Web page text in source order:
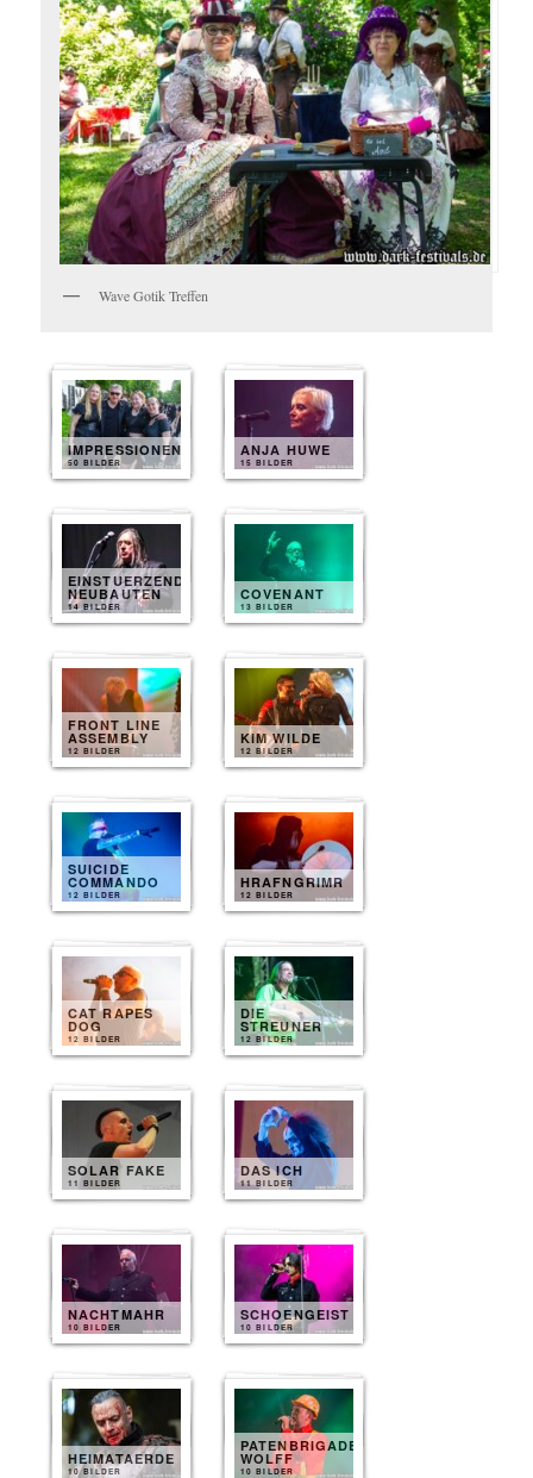
Wave Gotik Treffen
IMPRESSIONEN
50 BILDER
ANJA HUWE
15 BILDER
EINSTUERZENDE
NEUBAUTEN
14 BILDER
COVENANT
13 BILDER
FRONT LINE
ASSEMBLY
12 BILDER
KIM WILDE
12 BILDER
SUICIDE
COMMANDO
12 BILDER
HRAFNGRIMR
12 BILDER
CAT RAPES
DOG
12 BILDER
DIE
STREUNER
12 BILDER
SOLAR FAKE
11 BILDER
DAS ICH
11 BILDER
NACHTMAHR
10 BILDER
SCHOENGEIST
10 BILDER
HEIMATAERDE
10 BILDER
PATENBRIGADE
WOLFF
10 BILDER